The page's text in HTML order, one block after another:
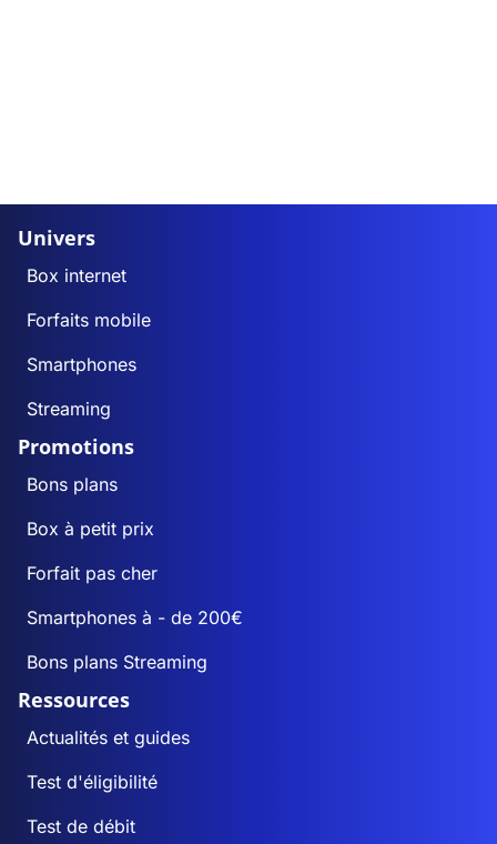
Univers
Box internet
Forfaits mobile
Smartphones
Streaming
Promotions
Bons plans
Box à petit prix
Forfait pas cher
Smartphones à - de 200€
Bons plans Streaming
Ressources
Actualités et guides
Test d'éligibilité
Test de débit